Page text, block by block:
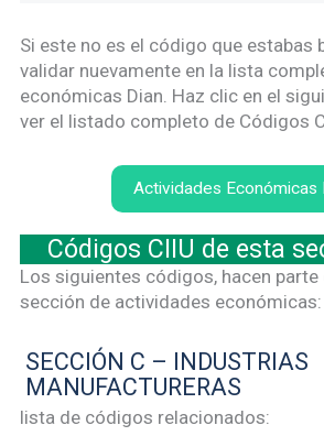
Si este no es el código que estabas
validar nuevamente en la lista
económicas Dian. Haz clic en el
ver el listado completo de Códigos
Actividades Económicas
Códigos CIIU de esta
Los siguientes códigos, hacen parte
sección de actividades económicas:
SECCIÓN C – INDUSTRIAS
MANUFACTURERAS
lista de códigos relacionados: